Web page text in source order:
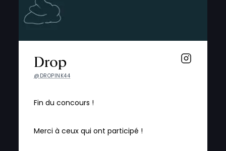
Drop
@DROPINK44
Fin du concours !
Merci à ceux qui ont participé !